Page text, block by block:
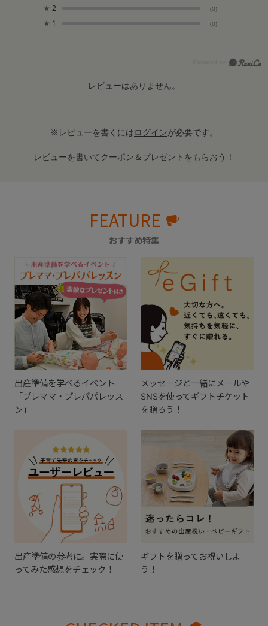
★ 2 (0)
★ 1 (0)
レビューはありません。
※レビューを書くにはログインが必要です。
レビューを書いてクーポン＆プレゼントをもらおう！
FEATURE
おすすめ特集
出産準備を学べるイベント
「プレママ・プレパパレッス
ン」
メッセージと一緒にメールや
SNSを使ってギフトチケット
を贈ろう！
出産準備の参考に。実際に使
ってみた感想をチェック！
ギフトを贈ってお祝いしよ
う！